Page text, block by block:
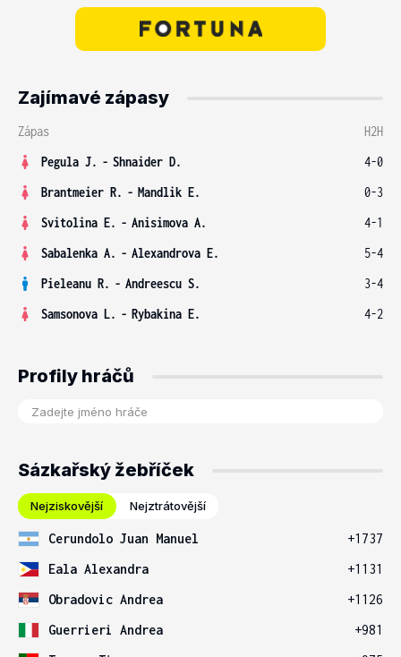
Zajímavé zápasy
Zápas
H2H
Pegula J. - Shnaider D.
4-0
Brantmeier R. - Mandlik E.
0-3
Svitolina E. - Anisimova A.
4-1
Sabalenka A. - Alexandrova E.
5-4
Pieleanu R. - Andreescu S.
3-4
Samsonova L. - Rybakina E. 4-2
Profily hráčů
Sázkařský žebříček
Nejziskovější Nejztrátovější
Cerundolo Juan Manuel
+1737
Eala Alexandra
+1131
Obradovic Andrea
+1126
Guerrieri Andrea
+981